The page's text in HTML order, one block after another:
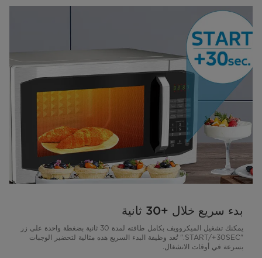
بدء سريع خلال +30 ثانية
يمكنك تشغيل الميكروويف بكامل طاقته لمدة 30 ثانية بضغطة واحدة على زر
"START/+30SEC." تُعد وظيفة البدء السريع هذه مثالية لتحضير الوجبات
بسرعة في أوقات الانشغال.